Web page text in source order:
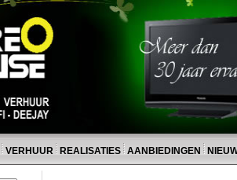
VERHUUR REALISATIES AANBIEDINGEN